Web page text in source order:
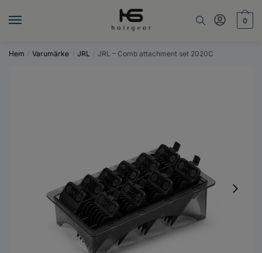
0
Hem / Varumärke / JRL / JRL – Comb attachment set 2020C